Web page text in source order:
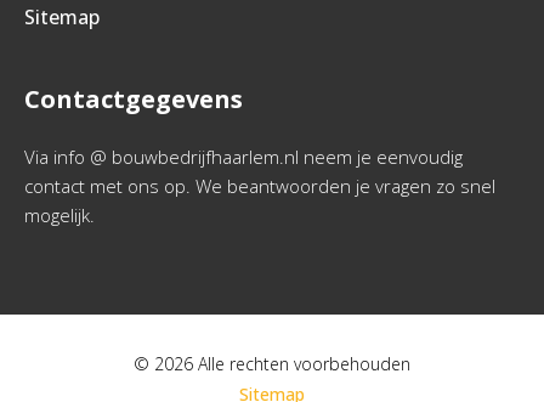
Sitemap
Contactgegevens
Via info @ bouwbedrijfhaarlem.nl neem je eenvoudig
contact met ons op. We beantwoorden je vragen zo snel
mogelijk.
© 2026 Alle rechten voorbehouden
Sitemap